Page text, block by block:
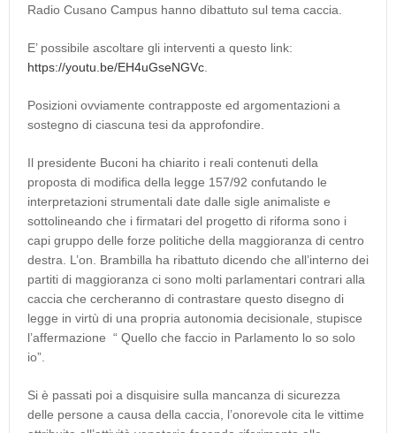
Radio Cusano Campus hanno dibattuto sul tema caccia.
E’ possibile ascoltare gli interventi a questo link:
https://youtu.be/EH4uGseNGVc
Posizioni ovviamente contrapposte ed argomentazioni a
sostegno di ciascuna tesi da approfondire.
Il presidente Buconi ha chiarito i reali contenuti della
proposta di modifica della legge 157/92 confutando le
interpretazioni strumentali date dalle sigle animaliste e
sottolineando che i firmatari del progetto di riforma sono i
capi gruppo delle forze politiche della maggioranza di centro
destra. L’on. Brambilla ha ribattuto dicendo che all’interno dei
partiti di maggioranza ci sono molti parlamentari contrari alla
caccia che cercheranno di contrastare questo disegno di
legge in virtù di una propria autonomia decisionale, stupisce
l’affermazione “ Quello che faccio in Parlamento lo so solo
io”.
Si è passati poi a disquisire sulla mancanza di sicurezza
delle persone a causa della caccia, l’onorevole cita le vittime